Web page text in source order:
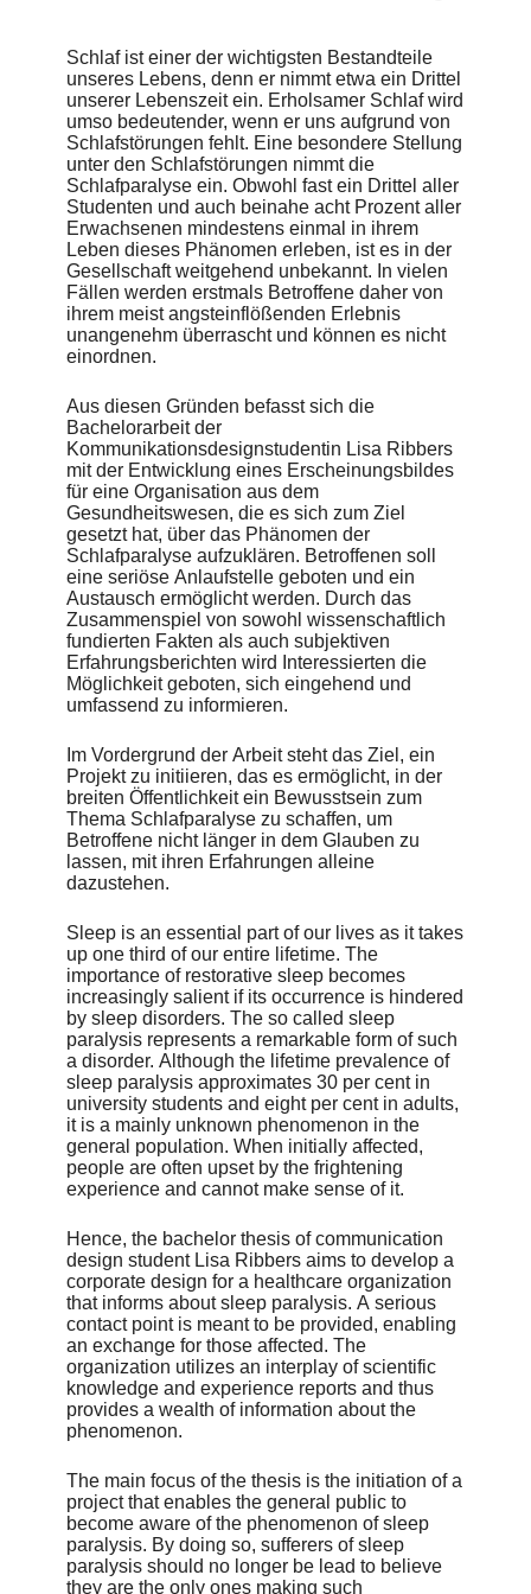
Möglichkeit geboten, sich eingehend und umfassend zu
informieren.
Im Vordergrund der Arbeit steht das Ziel, ein Projekt zu
initiieren, das es ermöglicht, in der breiten Öffentlichkeit ein
Bewusstsein zum Thema Schlafparalyse zu schaffen, um
Betroffene nicht länger in dem Glauben zu lassen, mit ihren
Erfahrungen alleine dazustehen.
Sleep is an essential part of our lives as it takes up one third
of our entire lifetime. The importance of restorative sleep
becomes increasingly salient if its occurrence is hindered by
sleep disorders. The so called sleep paralysis represents a
remarkable form of such a disorder. Although the lifetime
prevalence of sleep paralysis approximates 30 per cent in
university students and eight per cent in adults, it is a mainly
initially affected, people are often upset by the frightening
experience and cannot make sense of it.
Hence, the bachelor thesis of communication design student
Lisa Ribbers aims to develop a corporate design for a
healthcare organization that informs about sleep paralysis. A
serious contact point is meant to be provided, enabling an
exchange for those affected. The organization utilizes an
interplay of scientific knowledge and experience reports and
thus provides a wealth of information about the
phenomenon.
The main focus of the thesis is the initiation of a project that
enables the general public to become aware of the
phenomenon of sleep paralysis. By doing so, sufferers of
Konzeption, Gestaltung und Interviews
Lisa Ribbers
Betreuung
Lars Harmsen
Fachhochschule Dortmund
Schlaf ist einer der wichtigsten Bestandteile
unseres Lebens, denn er nimmt etwa ein Drittel
unserer Lebenszeit ein. Erholsamer Schlaf wird
umso bedeutender, wenn er uns aufgrund von
Schlafstörungen fehlt. Eine besondere Stellung
unter den Schlafstörungen nimmt die
Schlafparalyse ein. Obwohl fast ein Drittel aller
Studenten und auch beinahe acht Prozent aller
Erwachsenen mindestens einmal in ihrem
Leben dieses Phänomen erleben, ist es in der
Gesellschaft weitgehend unbekannt. In vielen
Fällen werden erstmals Betroffene daher von
ihrem meist angsteinflößenden Erlebnis
unangenehm überrascht und können es nicht
einordnen.
Aus diesen Gründen befasst sich die
Bachelorarbeit der
Kommunikationsdesignstudentin Lisa Ribbers
mit der Entwicklung eines Erscheinungsbildes
für eine Organisation aus dem
Gesundheitswesen, die es sich zum Ziel
gesetzt hat, über das Phänomen der
Schlafparalyse aufzuklären. Betroffenen soll
eine seriöse Anlaufstelle geboten und ein
Austausch ermöglicht werden. Durch das
Zusammenspiel von sowohl wissenschaftlich
fundierten Fakten als auch subjektiven
Erfahrungsberichten wird Interessierten die
Möglichkeit geboten, sich eingehend und
umfassend zu informieren.
Im Vordergrund der Arbeit steht das Ziel, ein
Projekt zu initiieren, das es ermöglicht, in der
breiten Öffentlichkeit ein Bewusstsein zum
Thema Schlafparalyse zu schaffen, um
Betroffene nicht länger in dem Glauben zu
lassen, mit ihren Erfahrungen alleine
dazustehen.
Sleep is an essential part of our lives as it takes
up one third of our entire lifetime. The
importance of restorative sleep becomes
increasingly salient if its occurrence is hindered
by sleep disorders. The so called sleep
paralysis represents a remarkable form of such
a disorder. Although the lifetime prevalence of
sleep paralysis approximates 30 per cent in
university students and eight per cent in adults,
it is a mainly unknown phenomenon in the
general population. When initially affected,
people are often upset by the frightening
experience and cannot make sense of it.
Hence, the bachelor thesis of communication
design student Lisa Ribbers aims to develop a
corporate design for a healthcare organization
that informs about sleep paralysis. A serious
contact point is meant to be provided, enabling
an exchange for those affected. The
organization utilizes an interplay of scientific
knowledge and experience reports and thus
provides a wealth of information about the
phenomenon.
The main focus of the thesis is the initiation of a
project that enables the general public to
become aware of the phenomenon of sleep
paralysis. By doing so, sufferers of sleep
paralysis should no longer be lead to believe
they are the only ones making such